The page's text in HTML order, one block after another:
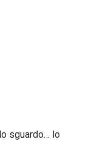
sguardo… lo